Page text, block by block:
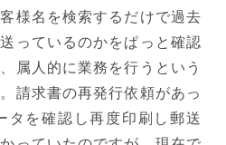
様名を検索するだけで過去
っているのかをぱっと確認
属人的に業務を行うという
請求書の再発行依頼があっ
タを確認し再度印刷し郵送